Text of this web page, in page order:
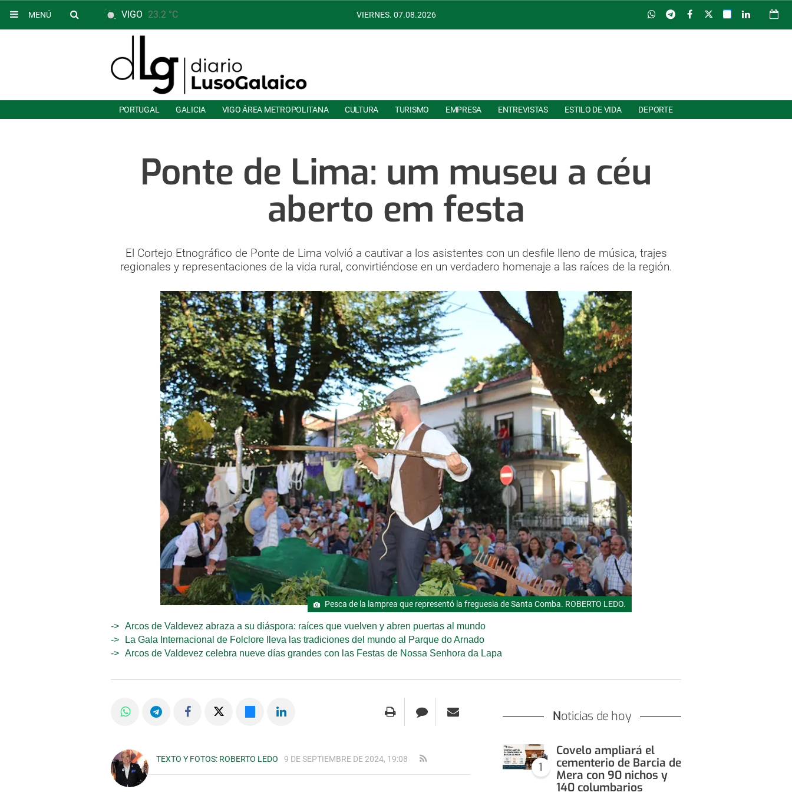
MENÚ VIGO 23.2 °C VIERNES. 07.08.2026
PORTUGAL GALICIA VIGO ÁREA METROPOLITANA CULTURA TURISMO EMPRESA ENTREVISTAS ESTILO DE VIDA DEPORTE
Ponte de Lima: um museu a céu
aberto em festa
El Cortejo Etnográfico de Ponte de Lima volvió a cautivar a los asistentes con un desfile lleno de música, trajes
regionales y representaciones de la vida rural, convirtiéndose en un verdadero homenaje a las raíces de la región.
Pesca de la lamprea que representó la freguesia de Santa Comba. ROBERTO LEDO.
Arcos de Valdevez abraza a su diáspora: raíces que vuelven y abren puertas al mundo
La Gala Internacional de Folclore lleva las tradiciones del mundo al Parque do Arnado
Arcos de Valdevez celebra nueve días grandes con las Festas de Nossa Senhora da Lapa
TEXTO Y FOTOS: ROBERTO LEDO 9 DE SEPTIEMBRE DE 2024, 19:08
Noticias de hoy
1
Covelo ampliará el
cementerio de Barcia de
Mera con 90 nichos y
140 columbarios